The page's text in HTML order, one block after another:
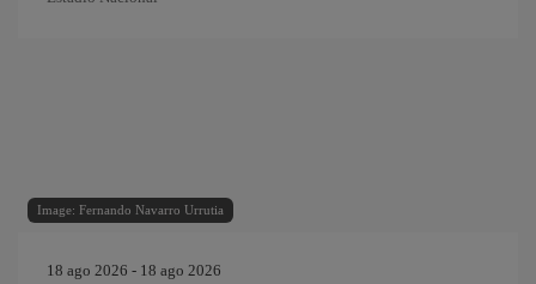
Image: Fernando Navarro Urrutia
18 ago 2026 - 18 ago 2026